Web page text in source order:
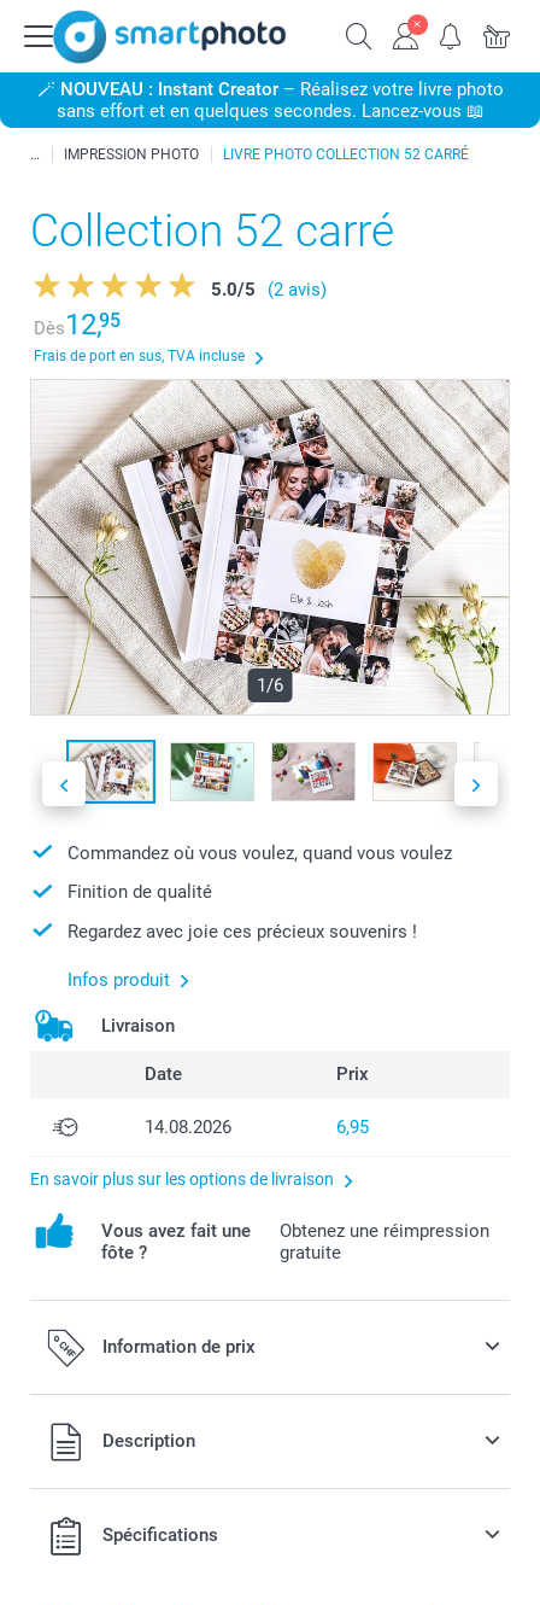
🪄 NOUVEAU : Instant Creator– Réalisez votre livre photo
sans effort et en quelques secondes. Lancez-vous 📖
IMPRESSION PHOTO LIVRE PHOTO COLLECTION 52 CARRÉ
Collection 52 carré
5.0/5
(2 avis)
Dès12,95
Frais de port en sus, TVA incluse
1/6
Commandez où vous voulez, quand vous voulez
Finition de qualité
Regardez avec joie ces précieux souvenirs !
Infos produit
Livraison
Date Prix
14.08.2026 6,95
En savoir plus sur les options de livraison
Vous avez fait une
fôte ?
Obtenez une réimpression
gratuite
Information de prix
Tous les prix sont en francs suisses (CHF), TVA incluse et
hors frais de port.
Description
Spécifications